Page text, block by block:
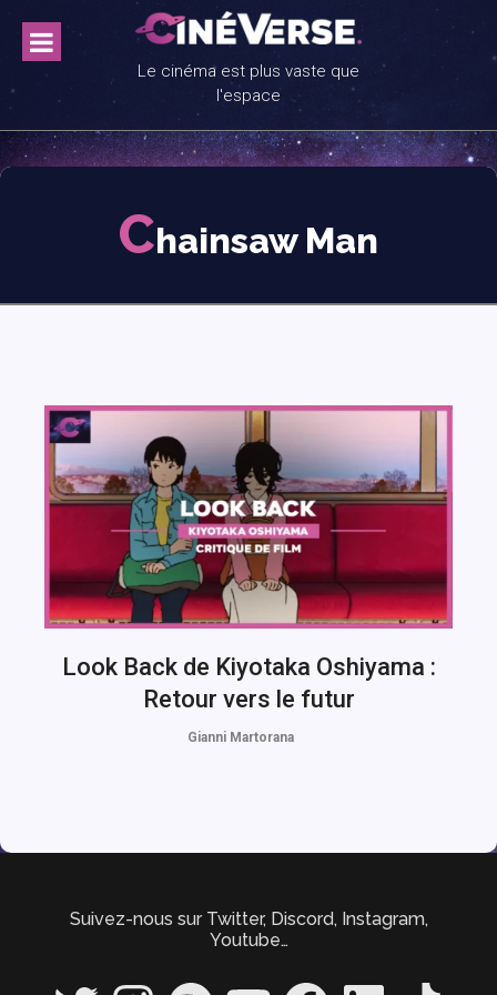
content
Le cinéma est plus vaste que
l'espace
Chainsaw Man
Look Back de Kiyotaka Oshiyama :
Retour vers le futur
Gianni Martorana
Suivez-nous sur Twitter, Discord, Instagram,
Youtube…
Twitter InstagramSpotify YouTube FacebookLinkedIn TikTok